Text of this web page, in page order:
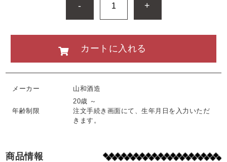
- +
カートに入れる
メーカー 山和酒造
年齢制限
20歳 ～
注文手続き画面にて、生年月日を入力いただ
きます。
商品情報